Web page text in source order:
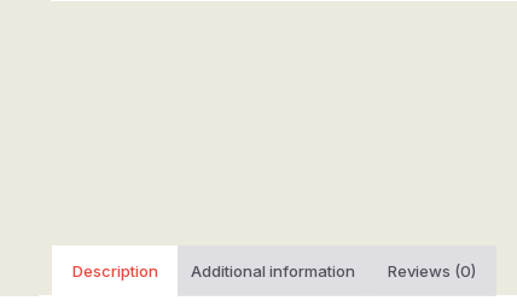
Description Additional information Reviews (0)